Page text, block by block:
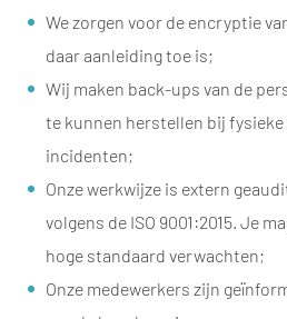
We zorgen voor de encryptie
daar aanleiding toe is;
Wij maken back-ups van de
te kunnen herstellen bij
incidenten;
Onze werkwijze is extern
volgens de ISO 9001:2015. Je
hoge standaard verwachten;
Onze medewerkers zijn